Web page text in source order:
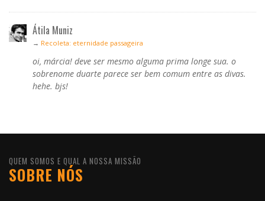
Átila Muniz
→ Recoleta: eternidade passageira
oi, márcia! deve ser mesmo alguma prima longe sua. o
sobrenome duarte parece ser bem comum entre as divas.
hehe. bjs!
QUEM SOMOS E QUAL A NOSSA MISSÃO
SOBRE NÓS